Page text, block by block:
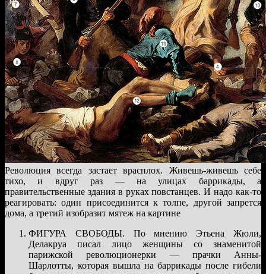
Революция всегда застает врасплох. Живешь-живешь себе
тихо, и вдруг раз — на улицах баррикады, а
правительственные здания в руках повстанцев. И надо как-то
реагировать: один присоединится к толпе, другой запрется
дома, а третий изобразит мятеж на картине
ФИГУРА СВОБОДЫ. По мнению Этьена Жюли,
Делакруа писал лицо женщины со знаменитой
парижской революционерки — прачки Анны-
Шарлотты, которая вышла на баррикады после гибели